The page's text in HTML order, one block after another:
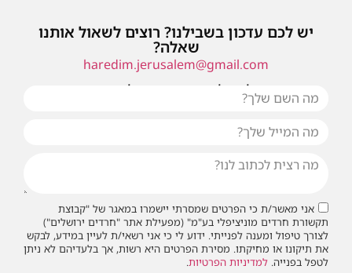
יש לכם עדכון בשבילנו? רוצים לשאול אותנו
שאלה?
haredim.jerusalem@gmail.com
או שילחו אלינו פנייה ונחזור אליכם בהקדם
אני מאשר/ת כי הפרטים שמסרתי יישמרו במאגר של "קבוצת
תקשורת חרדים מוניציפלי בע"מ" (מפעילת אתר "חרדים ירושלים")
לצורך טיפול ומענה לפנייתי. ידוע לי כי אני רשאי/ת לעיין במידע, לבקש
את תיקונו או מחיקתו. מסירת הפרטים היא רשות, אך בלעדיהם לא ניתן
לטפל בפנייה. למדיניות הפרטיות.